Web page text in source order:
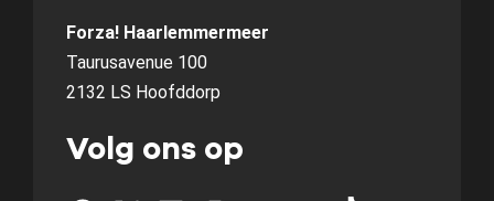
Forza! Haarlemmermeer
Taurusavenue 100
2132 LS Hoofddorp
Volg ons op